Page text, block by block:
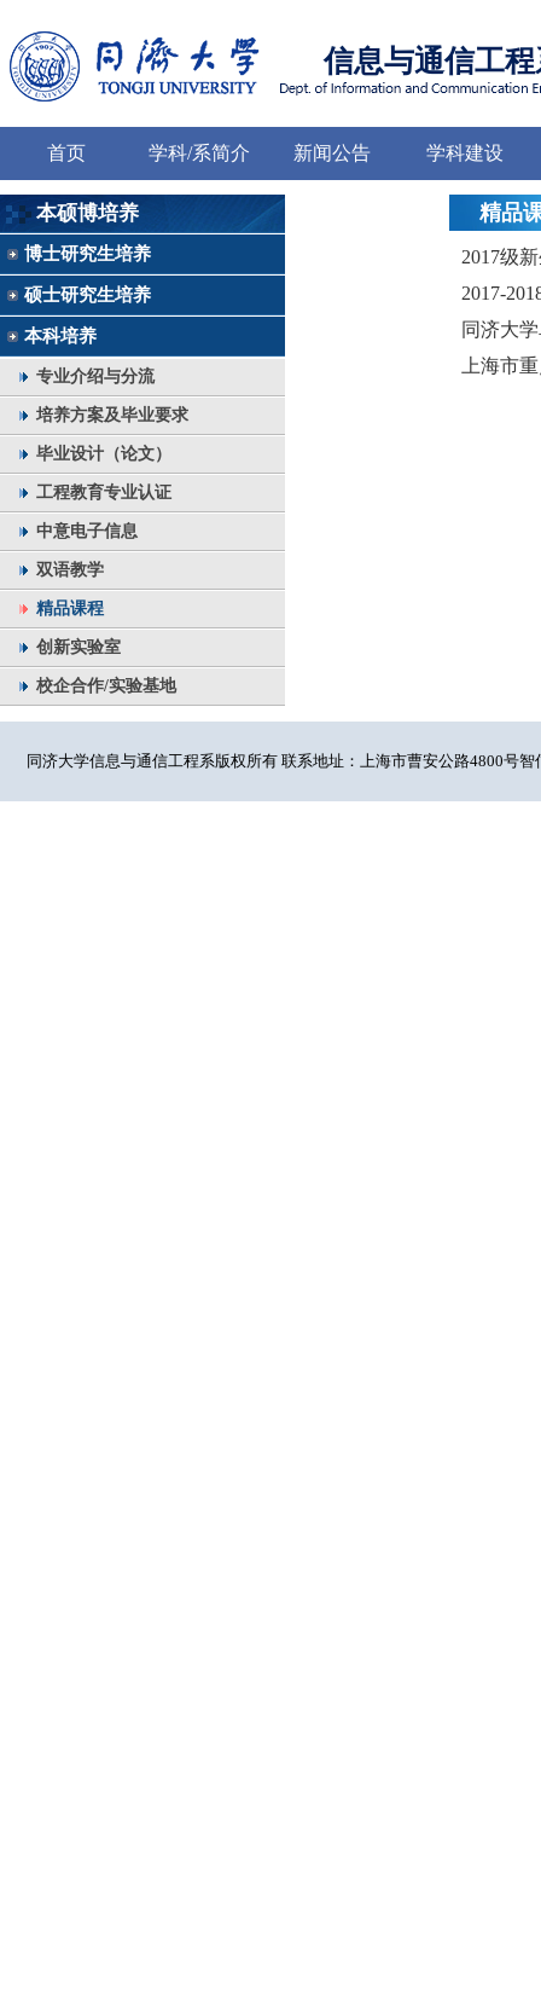
信息与通信工
首页 学科/系简介 新闻公告 学科建设
本硕博培养
博士研究生培养
硕士研究生培养
本科培养
专业介绍与分流
培养方案及毕业要求
毕业设计（论文）
工程教育专业认证
中意电子信息
双语教学
精品课程
创新实验室
校企合作/实验基地
精品
2017级
2017-
同济大
上海市
同济大学信息与通信工程系版权所有 联系地址：上海市曹安公路4800号智